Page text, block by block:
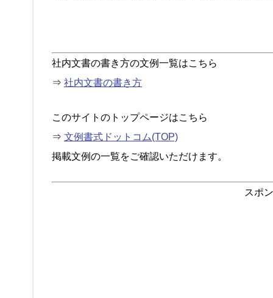
社内文書の書き方の文例一覧はこちら
⇒ 社内文書の書き方
このサイトのトップページはこちら
⇒ 文例書式ドットコム(TOP)
掲載文例の一覧をご確認いただけます。
スポ